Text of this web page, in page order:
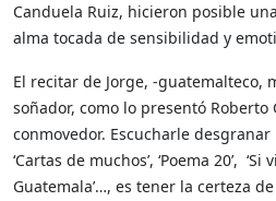
Canduela Ruiz, hicieron posible
alma tocada de sensibilidad y
El recitar de Jorge, -guatemalteco,
soñador, como lo presentó Roberto
conmovedor. Escucharle desgranar
‘Cartas de muchos’, ‘Poema 20’,
Guatemala’…, es tener la certeza